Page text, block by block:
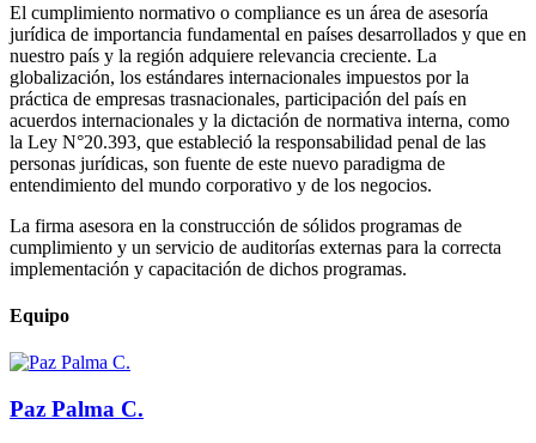
El cumplimiento normativo o compliance es un área de asesoría
jurídica de importancia fundamental en países desarrollados y que en
nuestro país y la región adquiere relevancia creciente. La
globalización, los estándares internacionales impuestos por la
práctica de empresas trasnacionales, participación del país en
acuerdos internacionales y la dictación de normativa interna, como
la Ley N°20.393, que estableció la responsabilidad penal de las
personas jurídicas, son fuente de este nuevo paradigma de
entendimiento del mundo corporativo y de los negocios.
La firma asesora en la construcción de sólidos programas de
cumplimiento y un servicio de auditorías externas para la correcta
implementación y capacitación de dichos programas.
Equipo
Paz Palma C.